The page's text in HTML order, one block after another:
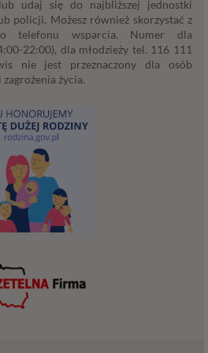
udaj się do najbliższej jednostki
policji. Możesz również skorzystać z
telefonu wsparcia. Numer dla
22:00), dla młodzieży tel. 116 111
nie jest przeznaczony dla osób
życia.
do momentu jej cofnięcia,
z Twojej strony
w przypadku niezbędności
– przez czas jej
gdy podstawą
istnienia tego uzasadnionego
danych osobowych Psychology
właściciel serwisu
Pełne dane administratora
informację o naszych Zaufanych
i innych podmiotów, z którymi
w zakresie administracyjnym,